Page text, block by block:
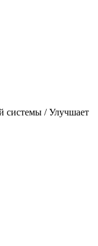
системы / Улучшает